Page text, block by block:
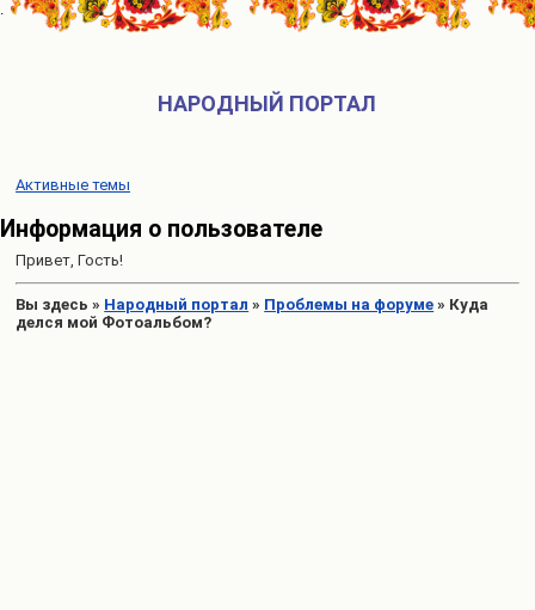
НАРОДНЫЙ ПОРТАЛ
Активные темы
Информация о пользователе
Привет, Гость!
Вы здесь » Народный портал » Проблемы на форуме » Куда
делся мой Фотоальбом?